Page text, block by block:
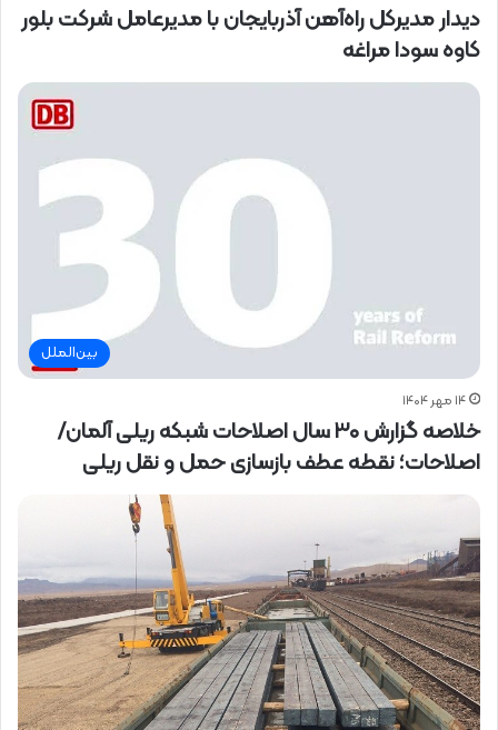
دیدار مدیرکل راه‌آهن آذربایجان با مدیرعامل شرکت بلور
کاوه سودا مراغه
بین‌الملل
۱۴ مهر ۱۴۰۴
خلاصه گزارش ۳۰ سال اصلاحات شبکه ریلی آلمان/
اصلاحات؛ نقطه عطف بازسازی حمل و نقل ریلی